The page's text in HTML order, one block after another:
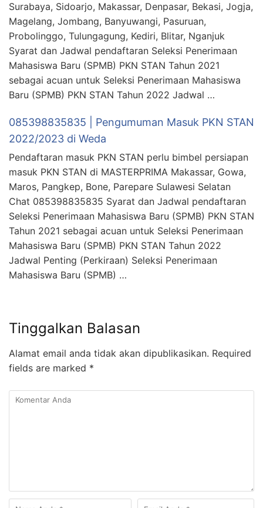
Surabaya, Sidoarjo, Makassar, Denpasar, Bekasi, Jogja,
Magelang, Jombang, Banyuwangi, Pasuruan,
Probolinggo, Tulungagung, Kediri, Blitar, Nganjuk
Syarat dan Jadwal pendaftaran Seleksi Penerimaan
Mahasiswa Baru (SPMB) PKN STAN Tahun 2021
sebagai acuan untuk Seleksi Penerimaan Mahasiswa
Baru (SPMB) PKN STAN Tahun 2022 Jadwal …
085398835835 | Pengumuman Masuk PKN STAN
2022/2023 di Weda
Pendaftaran masuk PKN STAN perlu bimbel persiapan
masuk PKN STAN di MASTERPRIMA Makassar, Gowa,
Maros, Pangkep, Bone, Parepare Sulawesi Selatan
Chat 085398835835 Syarat dan Jadwal pendaftaran
Seleksi Penerimaan Mahasiswa Baru (SPMB) PKN STAN
Tahun 2021 sebagai acuan untuk Seleksi Penerimaan
Mahasiswa Baru (SPMB) PKN STAN Tahun 2022
Jadwal Penting (Perkiraan) Seleksi Penerimaan
Mahasiswa Baru (SPMB) …
Tinggalkan Balasan
Alamat email anda tidak akan dipublikasikan. Required
fields are marked *